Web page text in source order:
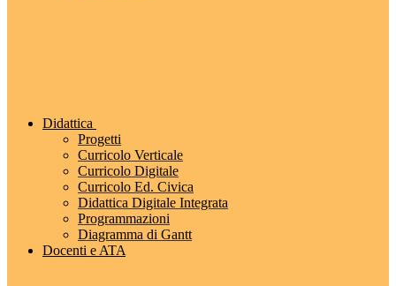
Didattica
Progetti
Curricolo Verticale
Curricolo Digitale
Curricolo Ed. Civica
Didattica Digitale Integrata
Programmazioni
Diagramma di Gantt
Docenti e ATA